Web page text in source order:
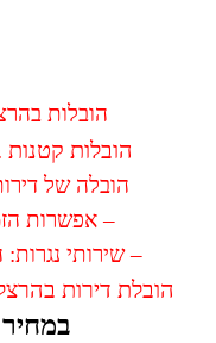
הובלות
הובלות
הובלה של
– אפשרות
– שירותי
הובלת דירות